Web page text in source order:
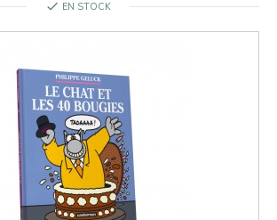
check EN STOCK
close
×

ok
×